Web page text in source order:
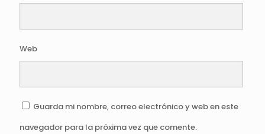
Web
Guarda mi nombre, correo electrónico y web en este
navegador para la próxima vez que comente.